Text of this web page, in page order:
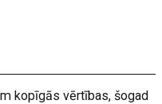
kopīgās vērtības, šogad